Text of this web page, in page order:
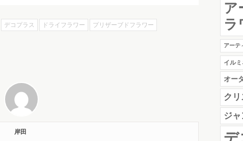
デコプラス ドライフラワー
プリザーブドフラワー
岸田
ア
ラ
アーテ
イル
オー
クリ
ジ